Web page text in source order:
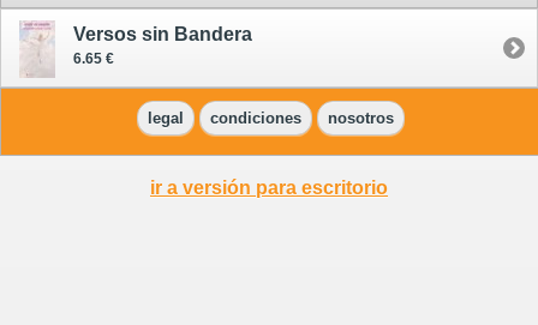
Versos sin Bandera
6.65 €
legal condiciones nosotros
ir a versión para escritorio